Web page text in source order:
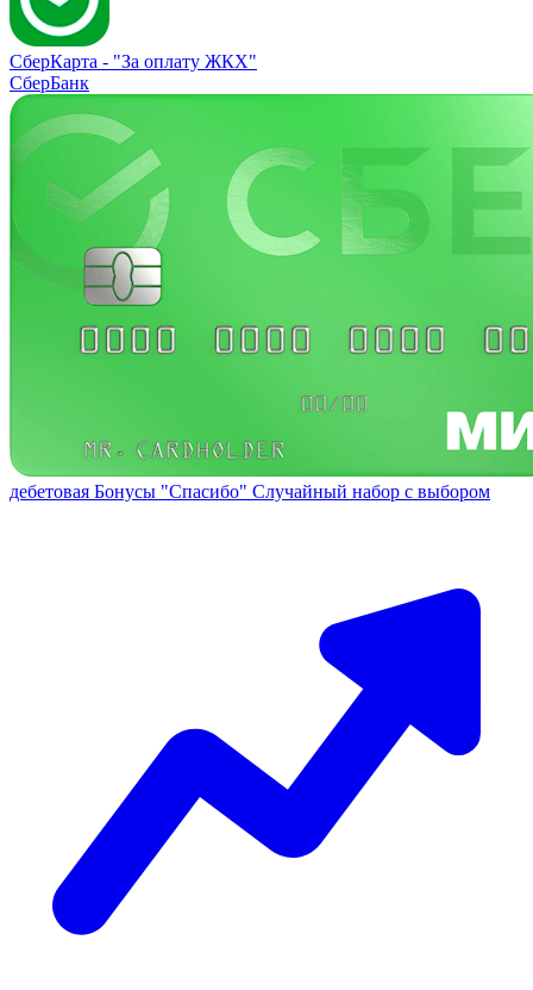
СберКарта - "За оплату ЖКХ"
СберБанк
дебетовая Бонусы "Спасибо" Случайный набор с выбором